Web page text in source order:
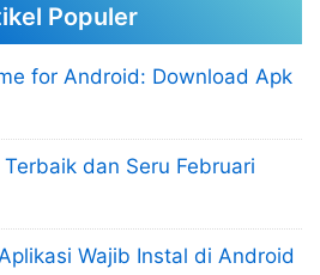
Populer
for Android: Download Apk
dan Seru Februari
Wajib Instal di Android